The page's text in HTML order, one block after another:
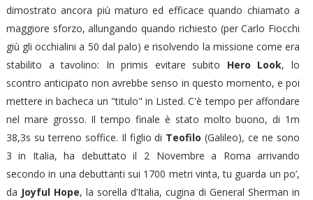
dimostrato ancora più maturo ed efficace quando chiamato a
maggiore sforzo, allungando quando richiesto (per Carlo Fiocchi
giù gli occhialini a 50 dal palo) e risolvendo la missione come era
stabilito a tavolino: In primis evitare subito Hero Look, lo
scontro anticipato non avrebbe senso in questo momento, e poi
mettere in bacheca un "titulo" in Listed. C'è tempo per affondare
nel mare grosso. Il tempo finale è stato molto buono, di 1m
38,3s su terreno soffice. Il figlio di Teofilo(Galileo), ce ne sono
3 in Italia, ha debuttato il 2 Novembre a Roma arrivando
secondo in una debuttanti sui 1700 metri vinta, tu guarda un po’,
da Joyful Hope, la sorella d’Italia, cugina di General Sherman in